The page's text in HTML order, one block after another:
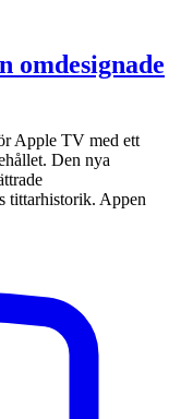
omdesignade
Apple TV med ett
Den nya
tittarhistorik. Appen